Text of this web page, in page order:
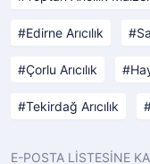
Edirne Arıcılık
Çorlu Arıcılık
Tekirdağ Arıcılık
E-POSTA LİSTESİNE